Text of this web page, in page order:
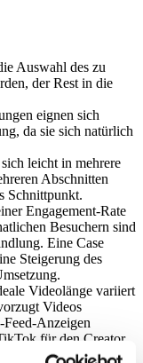
Auswahl des zu
der Rest in die
eignen sich
da sie sich natürlich
leicht in mehrere
Abschnitten
Schnittpunkt.
Engagement-Rate
Besuchern sind
Eine Case
Steigerung des
Videolänge variiert
Videos
Anzeigen
für den Creator
Länge erfordert.